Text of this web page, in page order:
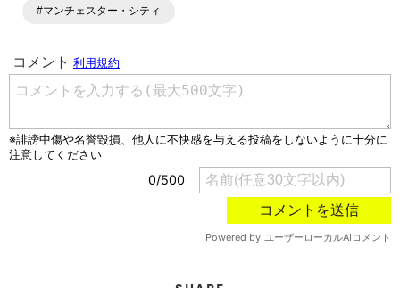
#マンチェスター・シティ